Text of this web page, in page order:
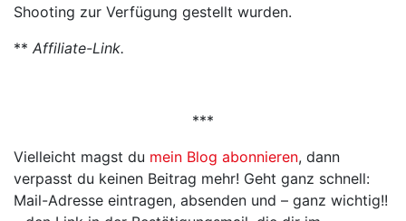
Shooting zur Verfügung gestellt wurden.
** Affiliate-Link.
***
Vielleicht magst du mein Blog abonnieren, dann
verpasst du keinen Beitrag mehr! Geht ganz schnell:
Mail-Adresse eintragen, absenden und – ganz wichtig!!